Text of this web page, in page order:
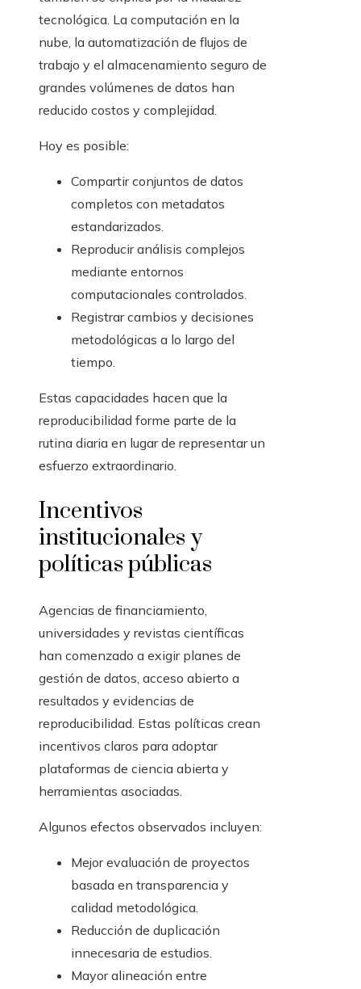
tecnológica. La computación en la
nube, la automatización de flujos de
trabajo y el almacenamiento seguro de
grandes volúmenes de datos han
reducido costos y complejidad.
Hoy es posible:
Compartir conjuntos de datos
completos con metadatos
estandarizados.
Reproducir análisis complejos
mediante entornos
computacionales controlados.
Registrar cambios y decisiones
metodológicas a lo largo del
tiempo.
Estas capacidades hacen que la
reproducibilidad forme parte de la
rutina diaria en lugar de representar un
esfuerzo extraordinario.
Incentivos
institucionales y
políticas públicas
Agencias de financiamiento,
universidades y revistas científicas
han comenzado a exigir planes de
gestión de datos, acceso abierto a
resultados y evidencias de
reproducibilidad. Estas políticas crean
incentivos claros para adoptar
plataformas de ciencia abierta y
herramientas asociadas.
Algunos efectos observados incluyen:
Mejor evaluación de proyectos
basada en transparencia y
calidad metodológica.
Reducción de duplicación
innecesaria de estudios.
Mayor alineación entre